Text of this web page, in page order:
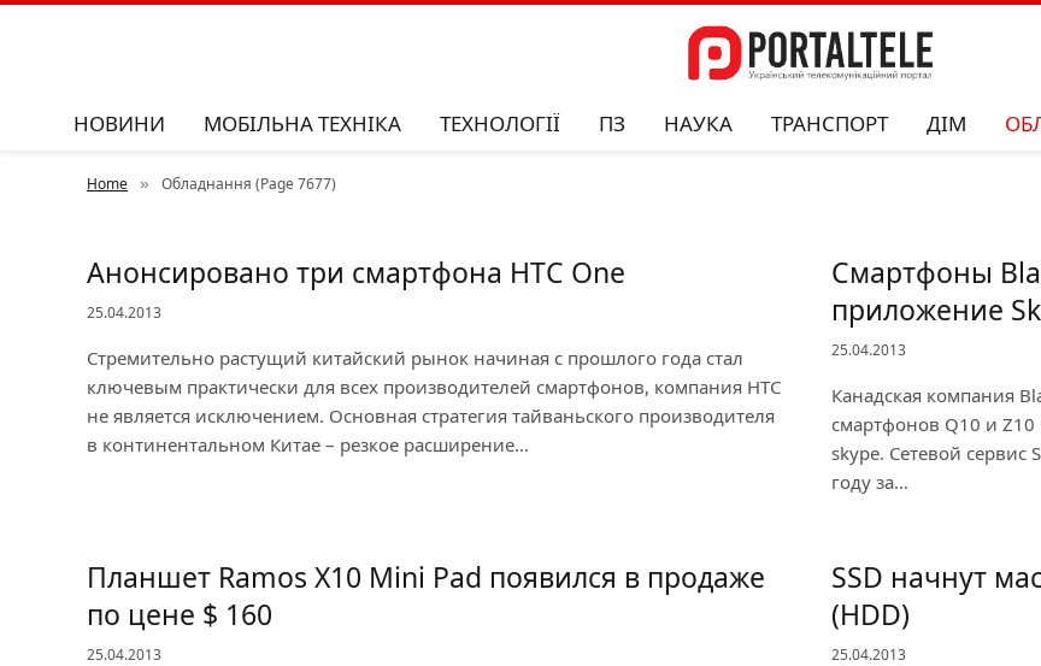
НОВИНИ МОБІЛЬНА ТЕХНІКА ТЕХНОЛОГІЇ ПЗ НАУКА ТРАНСПОРТ ДІМ
Home » Обладнання (Page 7677)
Анонсировано три смартфона HTC One
25.04.2013
Стремительно растущий китайский рынок начиная с прошлого года стал
ключевым практически для всех производителей смартфонов, компания HTC
не является исключением. Основная стратегия тайваньского производителя
в континентальном Китае – резкое расширение…
Смартфоны
приложение
25.04.2013
Канадская компания
смартфонов Q10 и
skype. Сетевой
году за…
Планшет Ramos X10 Mini Pad появился в продаже
по цене $ 160
25.04.2013
SSD начнут
(HDD)
25.04.2013